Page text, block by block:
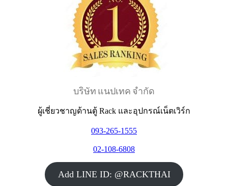
บริษัท แนปเทค จำกัด
ผู้เชี่ยวชาญด้านตู้ Rack และอุปกรณ์เน็ตเวิร์ก
093-265-1555
02-108-6808
Add LINE ID: @RACKTHAI